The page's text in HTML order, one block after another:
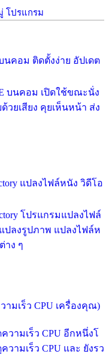
โปรแกรม
นคอม ติดตั้งง่าย อัปเดต
บนคอม เปิดใช้ขณะนั่ง
วยเสียง คุยเห็นหน้า ส่ง
แปลงไฟล์หนัง วิดีโอ
โปรแกรมแปลงไฟล์
ปลงรูปภาพ แปลงไฟล์ห
าง ๆ
ามเร็ว CPU เครื่องคุณ)
วามเร็ว CPU อีกหนึ่งโ
ามเร็ว CPU และ ยังรว